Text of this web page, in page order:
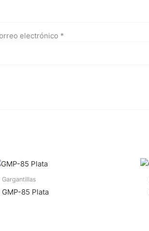
electrónico *
Gargantillas
GMP-85 Plata